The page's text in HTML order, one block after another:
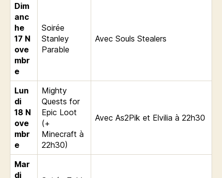
Dim
anc
he
17 N
ove
mbr
e
Soirée
Stanley
Parable
Avec Souls Stealers
Lun
di
18 N
ove
mbr
e
Mighty
Quests for
Epic Loot
(+
Minecraft à
22h30)
Avec As2Pik et Elvilia à 22h30
Mar
di